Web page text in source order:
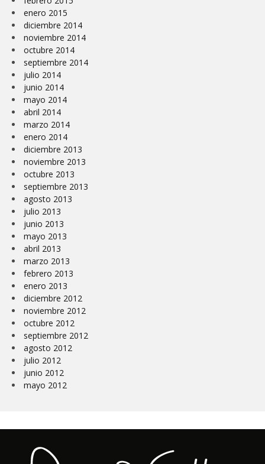
enero 2015
diciembre 2014
noviembre 2014
octubre 2014
septiembre 2014
julio 2014
junio 2014
mayo 2014
abril 2014
marzo 2014
enero 2014
diciembre 2013
noviembre 2013
octubre 2013
septiembre 2013
agosto 2013
julio 2013
junio 2013
mayo 2013
abril 2013
marzo 2013
febrero 2013
enero 2013
diciembre 2012
noviembre 2012
octubre 2012
septiembre 2012
agosto 2012
julio 2012
junio 2012
mayo 2012